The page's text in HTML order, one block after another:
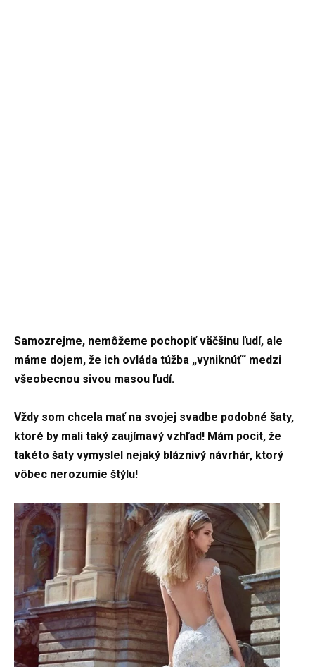
Samozrejme, nemôžeme pochopiť väčšinu ľudí, ale
máme dojem, že ich ovláda túžba „vyniknúť“ medzi
všeobecnou sivou masou ľudí.
Vždy som chcela mať na svojej svadbe podobné šaty,
ktoré by mali taký zaujímavý vzhľad! Mám pocit, že
takéto šaty vymyslel nejaký bláznivý návrhár, ktorý
vôbec nerozumie štýlu!